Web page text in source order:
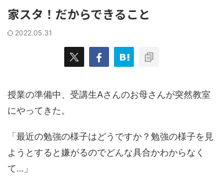
家スタ！だからできること
2022.05.31
授業の準備中、受講生Aさんのお母さんが突然教室
にやってきた。
「最近の勉強の様子はどうですか？勉強の様子を見
ようとすると嫌がるのでどんな具合かわからなく
て…」